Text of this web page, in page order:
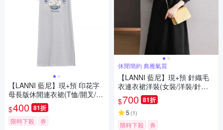
【LANNI 藍尼】現+預 印花字
母長版休閒連衣裙(T恤/開叉/連
身裙/長裙)
$400 81折
限時下殺 券
休閒簡約 典雅氣質
【LANNI 藍尼】現+預 針織毛
衣連衣裙洋裝(女裝/洋裝/針織
裙/連身裙)
$700 81折
5 (1)
限時下殺 券